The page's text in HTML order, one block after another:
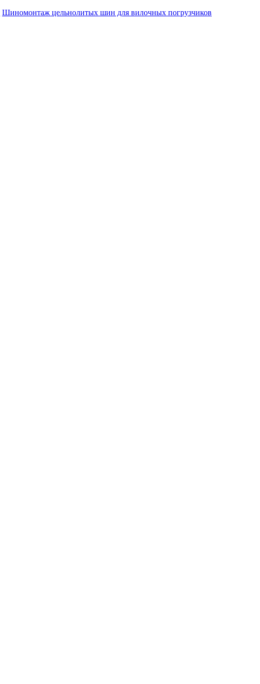
Шиномонтаж цельнолитых шин для вилочных погрузчиков